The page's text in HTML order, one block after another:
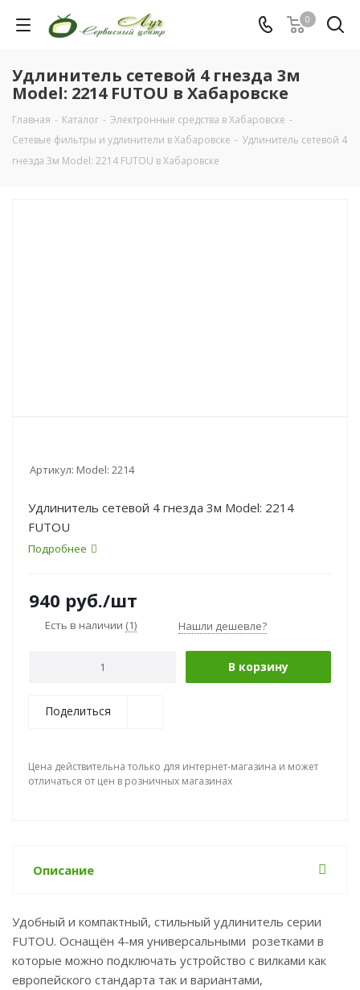
0
Удлинитель сетевой 4 гнезда 3м
Моdel: 2214 FUTOU в Хабаровске
Главная - Каталог - Электронные средства в Хабаровске -
Сетевые фильтры и удлинители в Хабаровске - Удлинитель сетевой 4
гнезда 3м Моdel: 2214 FUTOU в Хабаровске
Артикул: Моdel: 2214
Удлинитель сетевой 4 гнезда 3м Моdel: 2214
FUTOU
Подробнее
940 руб./шт
Есть в наличии (1) Нашли дешевле?
В корзину
Поделиться
Цена действительна только для интернет-магазина и может
отличаться от цен в розничных магазинах
Описание
Удобный и компактный, стильный удлинитель серии
FUTOU. Оснащён 4-мя универсальными розетками в
которые можно подключать устройство с вилками как
европейского стандарта так и вариантами,